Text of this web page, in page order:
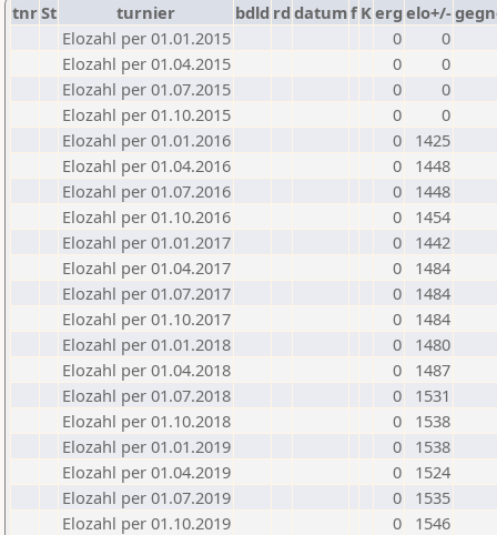
tnrSt turnier bdld rd datumf Kerg elo+/-
Elozahl per 01.01.2015
0
0
Elozahl per 01.04.2015
0
0
Elozahl per 01.07.2015
0
0
Elozahl per 01.10.2015
0
0
Elozahl per 01.01.2016
0
1425
Elozahl per 01.04.2016
0
1448
Elozahl per 01.07.2016
0
1448
Elozahl per 01.10.2016
0
1454
Elozahl per 01.01.2017
0
1442
Elozahl per 01.04.2017
0
1484
Elozahl per 01.07.2017
0
1484
Elozahl per 01.10.2017
0
1484
Elozahl per 01.01.2018
0
1480
Elozahl per 01.04.2018
0
1487
Elozahl per 01.07.2018
0
1531
Elozahl per 01.10.2018
0
1538
Elozahl per 01.01.2019
0
1538
Elozahl per 01.04.2019
0
1524
Elozahl per 01.07.2019
0
1535
Elozahl per 01.10.2019
0
1546